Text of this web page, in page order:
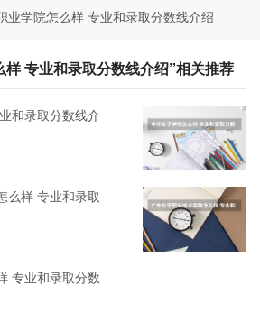
业学院怎么样 专业和录取分数线介绍
专业和录取分数线介绍”相关推荐
和录取分数线介
么样 专业和录取
专业和录取分数